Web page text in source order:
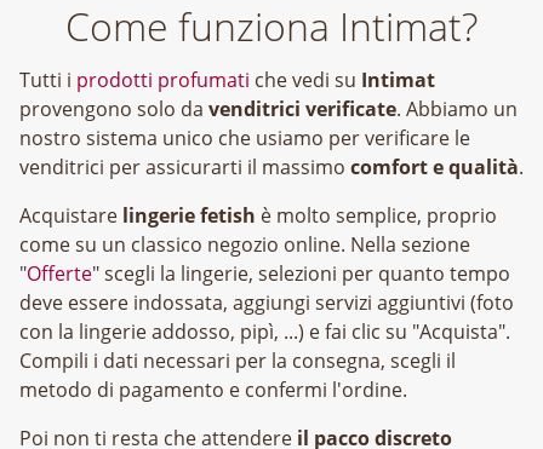
Come funziona Intimat?
Tutti i prodotti profumati che vedi su Intimat
provengono solo da venditrici verificate. Abbiamo un
nostro sistema unico che usiamo per verificare le
venditrici per assicurarti il massimo comfort e qualità.
Acquistare lingerie fetish è molto semplice, proprio
come su un classico negozio online. Nella sezione
"Offerte" scegli la lingerie, selezioni per quanto tempo
deve essere indossata, aggiungi servizi aggiuntivi (foto
con la lingerie addosso, pipì, ...) e fai clic su "Acquista".
Compili i dati necessari per la consegna, scegli il
metodo di pagamento e confermi l'ordine.
Poi non ti resta che attendere il pacco discreto